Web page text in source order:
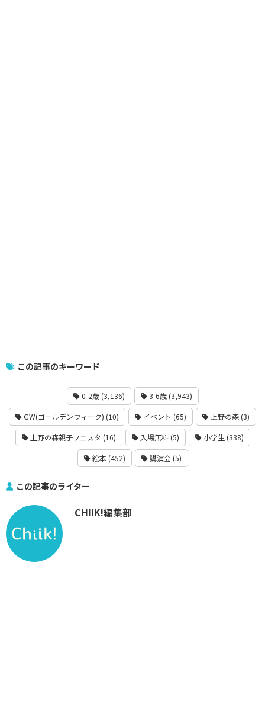
この記事のキーワード
0-2歳 (3,136) 3-6歳 (3,943)
GW(ゴールデンウィーク) (10) イベント (65) 上野の森 (3)
上野の森親子フェスタ (16) 入場無料 (5) 小学生 (338)
絵本 (452) 講演会 (5)
この記事のライター
CHIIK!編集部